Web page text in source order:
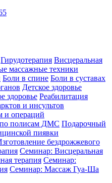
Гирудотерапия Висцеральная
массажные техники
Боли в спине Боли в суставах
Детское здоровье
здоровье Реабилитация
и инсультов
и операций
полисам ДМС Подарочный
пиявки
бездрожжевого
Семинар: Висцеральная
терапия Семинар:
Семинар: Массаж Гуа-Ша